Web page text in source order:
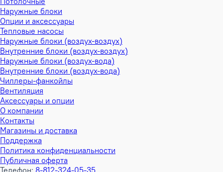
Наружные блоки
Опции и аксессуары
Тепловые насосы
Наружные блоки (воздух-воздух)
Внутренние блоки (воздух-воздух)
Наружные блоки (воздух-вода)
Внутренние блоки (воздух-вода)
Чиллеры-фанкойлы
Вентиляция
Аксессуары и опции
О компании
Контакты
Магазины и доставка
Поддержка
Политика конфиденциальности
Публичная оферта
Телефон: 8-812-324-05-35